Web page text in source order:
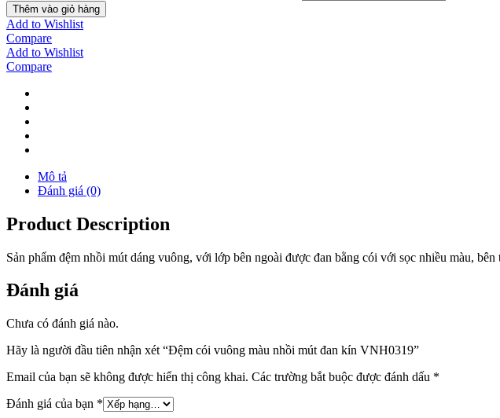
Thêm vào giỏ hàng
Add to Wishlist
Compare
Add to Wishlist
Compare
Mô tả
Đánh giá (0)
Product Description
Sản phẩm đệm nhồi mút dáng vuông, với lớp bên ngoài được đan bằng cói với sọc nhiều màu,
Đánh giá
Chưa có đánh giá nào.
Hãy là người đầu tiên nhận xét “Đệm cói vuông màu nhồi mút đan kín VNH0319”
Email của bạn sẽ không được hiển thị công khai. Các trường bắt buộc được đánh dấu *
Đánh giá của bạn *